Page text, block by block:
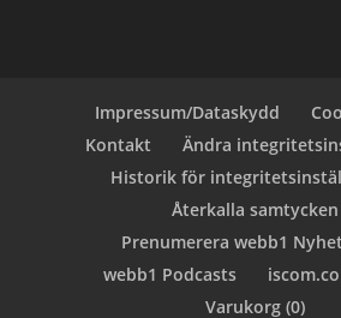
Impressum/Dataskydd
Kontakt
Ändra
Historik för
Återkalla samtycken
Prenumerera webb1
webb1 Podcasts
Varukorg (0)